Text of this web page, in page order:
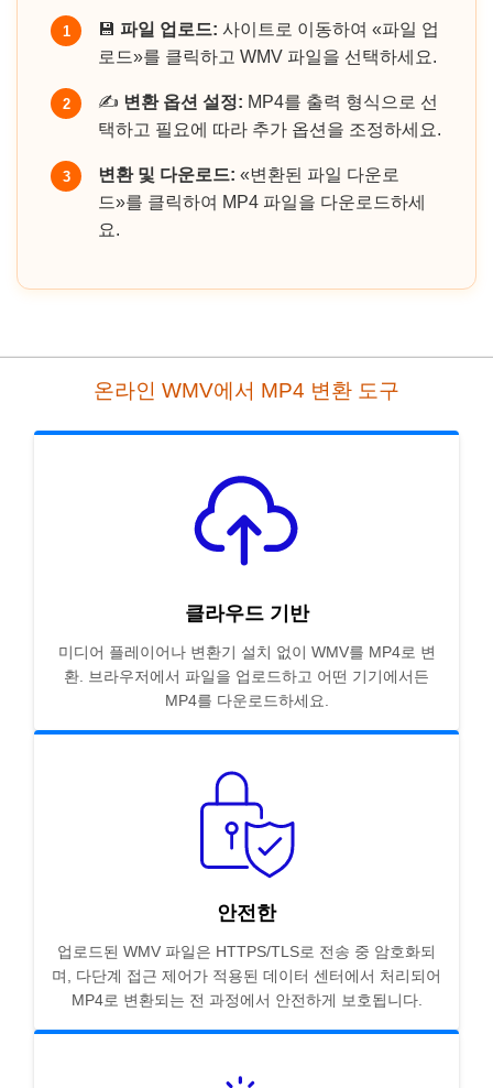
1 💾 파일 업로드: 사이트로 이동하여 «파일 업
로드»를 클릭하고 WMV 파일을 선택하세요.
2 ✍️ 변환 옵션 설정: MP4를 출력 형식으로 선
택하고 필요에 따라 추가 옵션을 조정하세요.
3 변환 및 다운로드: «변환된 파일 다운로
드»를 클릭하여 MP4 파일을 다운로드하세
요.
온라인 WMV에서 MP4 변환 도구
클라우드 기반
미디어 플레이어나 변환기 설치 없이 WMV를 MP4로 변
환. 브라우저에서 파일을 업로드하고 어떤 기기에서든
MP4를 다운로드하세요.
안전한
업로드된 WMV 파일은 HTTPS/TLS로 전송 중 암호화되
며, 다단계 접근 제어가 적용된 데이터 센터에서 처리되어
MP4로 변환되는 전 과정에서 안전하게 보호됩니다.